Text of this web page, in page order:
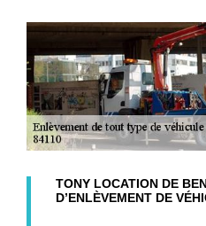
TONY LOCATION DE
D’ENLÈVEMENT DE